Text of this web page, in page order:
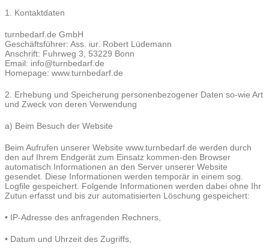
1. Kontaktdaten
turnbedarf.de GmbH
Geschäftsführer: Ass. iur. Robert Lüdemann
Anschrift: Fuhrweg 3, 53229 Bonn
Email: info@turnbedarf.de
Homepage: www.turnbedarf.de
2. Erhebung und Speicherung personenbezogener Daten so-wie Art
und Zweck von deren Verwendung
a) Beim Besuch der Website
Beim Aufrufen unserer Website www.turnbedarf.de werden durch
den auf Ihrem Endgerät zum Einsatz kommen-den Browser
automatisch Informationen an den Server unserer Website
gesendet. Diese Informationen werden temporär in einem sog.
Logfile gespeichert. Folgende Informationen werden dabei ohne Ihr
Zutun erfasst und bis zur automatisierten Löschung gespeichert:
• IP-Adresse des anfragenden Rechners,
• Datum und Uhrzeit des Zugriffs,